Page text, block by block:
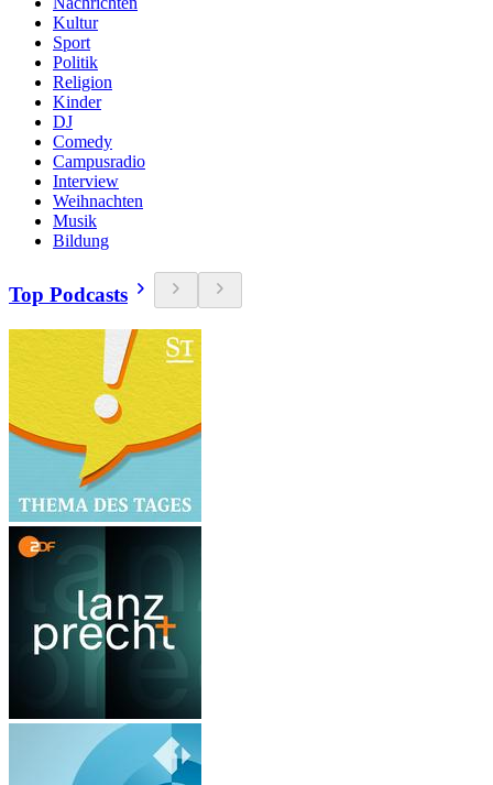
Kultur
Sport
Politik
Religion
Kinder
DJ
Comedy
Campusradio
Interview
Weihnachten
Musik
Bildung
Top Podcasts